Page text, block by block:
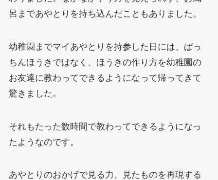
呂まであやとりを持ち込んだこともありました。
幼稚園までマイあやとりを持参した日には、ぱっ
ちんほうきではなく、ほうきの作り方を幼稚園の
お友達に教わってできるようになって帰ってきて
驚きました。
それもたった数時間で教わってできるようになっ
たようなのです。
あやとりのおかげで見る力、見たものを再現する